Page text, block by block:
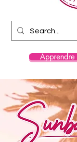
Apprendre